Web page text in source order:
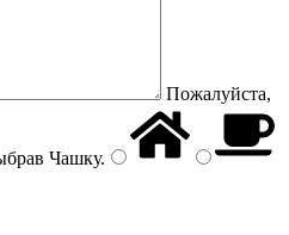
Пожалуйста,
Чашку.